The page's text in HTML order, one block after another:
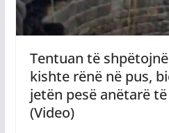
Tentuan të
kishte rënë në pus,
jetën pesë anëtarë
(Video)